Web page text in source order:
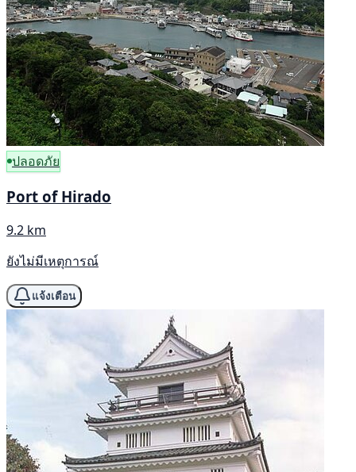
ปลอดภัย
Port of Hirado
9.2 km
ยังไม่มีเหตุการณ์
แจ้งเตือน